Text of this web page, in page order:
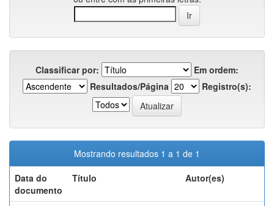
Classificar por:
Em ordem:
Resultados/Página
Registro(s):
Mostrando resultados 1 a 1 de 1
Data do
documento
Título Autor(es)